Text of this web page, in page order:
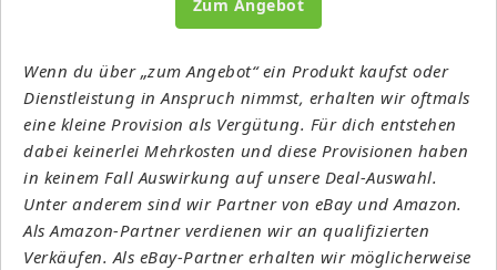
Zum Angebot
Wenn du über „zum Angebot“ ein Produkt kaufst oder
Dienstleistung in Anspruch nimmst, erhalten wir oftmals
eine kleine Provision als Vergütung. Für dich entstehen
dabei keinerlei Mehrkosten und diese Provisionen haben
in keinem Fall Auswirkung auf unsere Deal-Auswahl.
Unter anderem sind wir Partner von eBay und Amazon.
Als Amazon-Partner verdienen wir an qualifizierten
Verkäufen. Als eBay-Partner erhalten wir möglicherweise